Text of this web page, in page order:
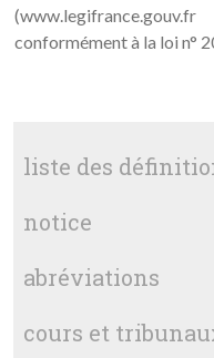
conformément à la loi n°
liste des
notice
abréviations
cours et